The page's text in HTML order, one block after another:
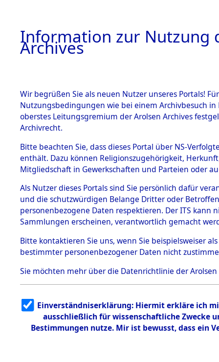
BESTÄNDE
1.
mente
5. Verschiedenes
5.3
Todesmärsche
5.3.1 Alliierte
Erhebungen
zu
Todesmärsch
en
5.3.2
g
5.3.3
Todesmärsch
von
Toter aus
Ort ihrer
0003
Information zur Nutzung
Archives
Wir begrüßen Sie als neuen Nutzer unseres Portals!
Nutzungsbedingungen wie bei einem Archivbesuch
oberstes Leitungsgremium der Arolsen Archives
Archivrecht.
Bitte beachten Sie, dass dieses Portal über NS-
enthält. Dazu können Religionszugehörigkeit,
Mitgliedschaft in Gewerkschaften und Parteien oder
Als Nutzer dieses Portals sind Sie persönlich dafür
und die schutzwürdigen Belange Dritter oder
personenbezogene Daten respektieren. Der ITS
Sammlungen erscheinen, verantwortlich gemacht
Bitte kontaktieren Sie uns, wenn Sie beispielsweiser
bestimmter personenbezogener Daten nicht
Sie möchten mehr über die Datenrichtlinie der Arolsen
Einverständniserklärung: Hiermit erkläre ich
ausschließlich für wissenschaftliche Zwecke
Bestimmungen nutze. Mir ist bewusst, dass ein